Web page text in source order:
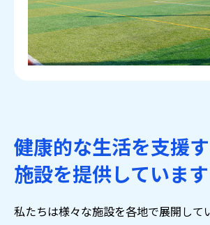
健康的な生活を支援
施設を提供しています
私たちは様々な施設を各地で展開して